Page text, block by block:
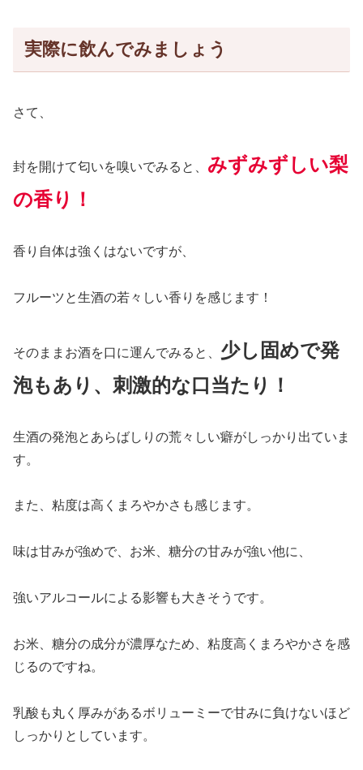
実際に飲んでみましょう
さて、
封を開けて匂いを嗅いでみる と 、 みずみずしい梨
の香り！
香り自体は強くはないですが、
フルーツと生酒の若々しい香りを感じます！
そのままお酒を口に運んでみると、 少し固めで発
泡もあり 、 刺激的な口当たり！
生酒の発泡とあらばしりの荒々しい癖がしっかり出ていま
す。
また、粘度は高くまろやかさも感じます。
味は甘みが強めで、お米、糖分の甘みが強い他に、
強いアルコールによる影響も大きそうです。
お米、糖分の成分が濃厚なため、粘度高くまろやかさを感
じるのですね。
乳酸も丸く厚みがあるボリューミーで甘みに負けないほど
しっかりとしています。